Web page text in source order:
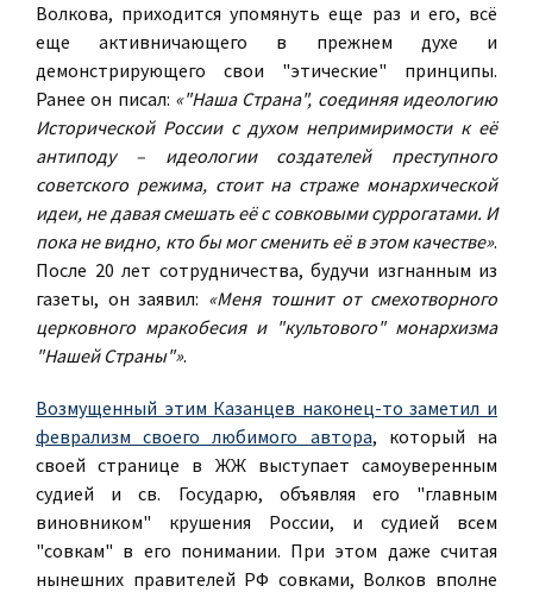
Волкова, приходится упомянуть еще раз и его, всё
еще активничающего в прежнем духе и
демонстрирующего свои "этические" принципы.
Ранее он писал: «"Наша Страна", соединяя идеологию
Исторической России с духом непримиримости к её
антиподу – идеологии создателей преступного
советского режима, стоит на страже монархической
идеи, не давая смешать её с совковыми суррогатами. И
пока не видно, кто бы мог сменить её в этом качестве».
После 20 лет сотрудничества, будучи изгнанным из
газеты, он заявил: «Меня тошнит от смехотворного
церковного мракобесия и "культового" монархизма
"Нашей Страны"».
Возмущенный этим Казанцев наконец-то заметил и
феврализм своего любимого автора, который на
своей странице в ЖЖ выступает самоуверенным
судией и св. Государю, объявляя его "главным
виновником" крушения России, и судией всем
"совкам" в его понимании. При этом даже считая
нынешних правителей РФ совками, Волков вполне